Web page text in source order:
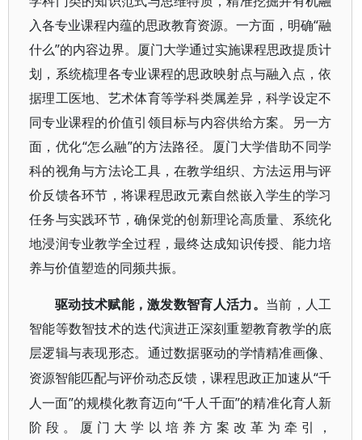
入各专业课程内蕴的思政教育资源。一方面，明确“融
什么”的内容边界。厦门大学通过实施课程思政提质计
划，系统梳理各专业课程的思政映射点与融入点，依
据理工医地、艺术体育等学科类属差异，科学设定不
同专业课程的价值引领目标与内容供给方案。另一方
面，优化“怎么融”的方法路径。厦门大学借助不同学
科的视角与方法论工具，在教学组织、方法运用与评
价反馈各环节，将课程思政元素自然嵌入学生的学习
任务与实践环节，确保党的创新理论高质量、系统化
地浸润专业教学全过程，最终达成知识传授、能力培
养与价值塑造的同频共振。
驱动技术赋能，激发数智育人活力。 当前，人工
智能等数智技术的迭代演进正深刻重塑教育教学的底
层逻辑与表现形态。通过数据驱动的学情精准画像、
资源智能匹配与评价动态反馈，课程思政正加速从“千
人一面”的规模化教育迈向“千人千面”的精准化育人新
阶段。厦门大学以培养方案改革为牵引，